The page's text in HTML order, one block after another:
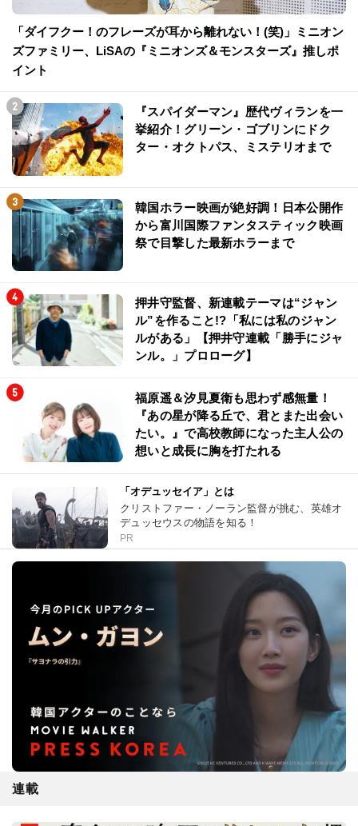
「ダイフクー！のフレーズが耳から離れない！(笑)」ミニオン
ズファミリー、LiSAの『ミニオンズ＆モンスターズ』推しポ
イント
『スパイダーマン』歴代ヴィランを一
挙紹介！グリーン・ゴブリンにドク
ター・オクトパス、ミステリオまで
韓国ホラー映画が絶好調！日本公開作
から富川国際ファンタスティック映画
祭で目撃した最新ホラーまで
押井守監督、新連載テーマは“ジャン
ル”を作ること!?「私には私のジャン
ルがある」【押井守連載「勝手にジャ
ンル。」プロローグ】
福原遥＆汐見夏衛も思わず感無量！
『あの星が降る丘で、君とまた出会い
たい。』で高校教師になった主人公の
想いと成長に胸を打たれる
「オデュッセイア」とは
クリストファー・ノーラン監督が挑む、英雄オ
デュッセウスの物語を知る！
PR
連載